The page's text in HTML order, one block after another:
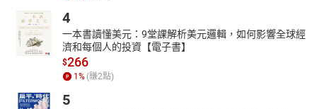
4
一本書讀懂美元：9堂課解析美元邏輯，如何影響全球經
濟和每個人的投資【電子書】
$266
1% (賺2點)
5